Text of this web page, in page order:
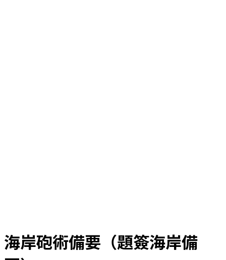
海岸砲術備要（題簽海岸備